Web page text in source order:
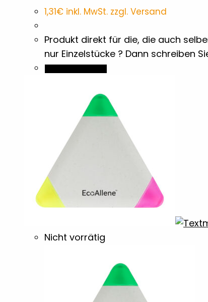
1,31€ inkl. MwSt. zzgl. Versand
Produkt direkt für die, die auch
nur Einzelstücke ? Dann schreiben
Nicht vorrätig